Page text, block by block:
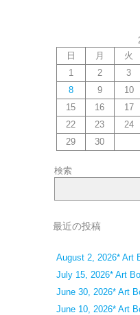
日
月 火
1
2 3
8
9 10
15
16 17
22
23 24
29
30
検索
最近の投稿
August 2, 2026* Art
July 15, 2026* Art
June 30, 2026* Art
June 10, 2026* Art